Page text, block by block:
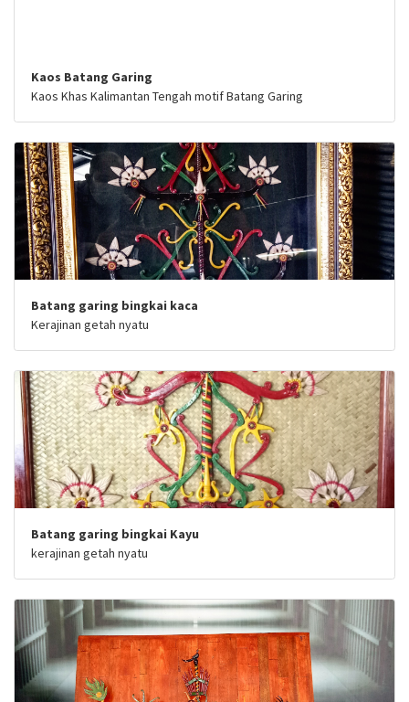
Kaos Batang Garing
Kaos Khas Kalimantan Tengah motif Batang Garing
Batang garing bingkai kaca
Kerajinan getah nyatu
Batang garing bingkai Kayu
kerajinan getah nyatu